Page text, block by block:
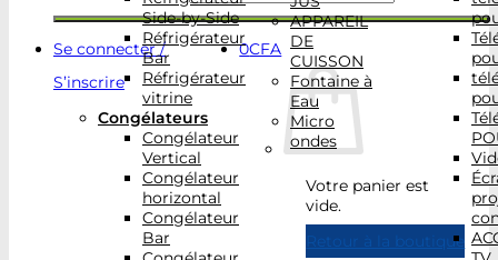
Se connecter /
S’inscrire
0CFA
Votre panier est
vide.
Retour à la boutique
Side-by-Side
Réfrigérateur
Bar
Réfrigérateur
vitrine
Congélateurs
Congélateur
Vertical
Congélateur
horizontal
Congélateur
Bar
APPAREIL
DE
CUISSON
Fontaine à
Eau
Micro
ondes